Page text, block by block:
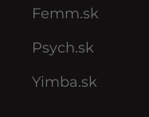
Femm.sk
Psych.sk
Yimba.sk